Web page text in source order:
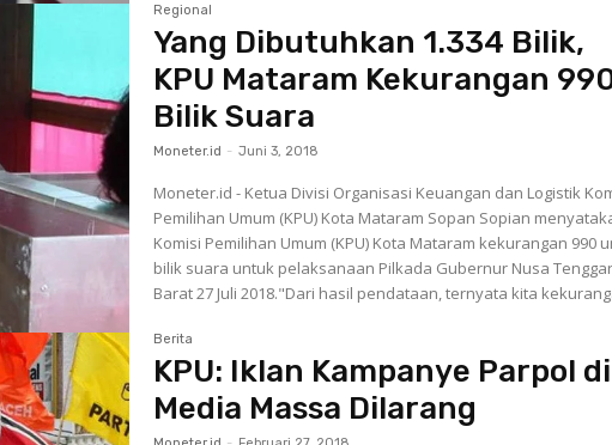
Regional
Yang Dibutuhkan 1.334 Bilik,
KPU Mataram Kekurangan
Bilik Suara
Moneter.id - Juni 3, 2018
Moneter.id - Ketua Divisi Organisasi Keuangan dan Logistik
Pemilihan Umum (KPU) Kota Mataram Sopan Sopian
Komisi Pemilihan Umum (KPU) Kota Mataram kekurangan 990
bilik suara untuk pelaksanaan Pilkada Gubernur Nusa
Barat 27 Juli 2018."Dari hasil pendataan, ternyata kita
Berita
KPU: Iklan Kampanye Parpol di
Media Massa Dilarang